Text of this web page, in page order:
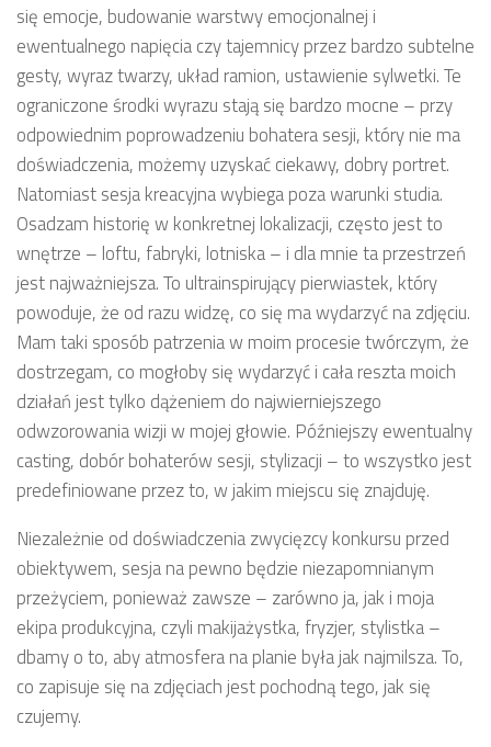
się emocje, budowanie warstwy emocjonalnej i
ewentualnego napięcia czy tajemnicy przez bardzo subtelne
gesty, wyraz twarzy, układ ramion, ustawienie sylwetki. Te
ograniczone środki wyrazu stają się bardzo mocne – przy
odpowiednim poprowadzeniu bohatera sesji, który nie ma
doświadczenia, możemy uzyskać ciekawy, dobry portret.
Natomiast sesja kreacyjna wybiega poza warunki studia.
Osadzam historię w konkretnej lokalizacji, często jest to
wnętrze – loftu, fabryki, lotniska – i dla mnie ta przestrzeń
jest najważniejsza. To ultrainspirujący pierwiastek, który
powoduje, że od razu widzę, co się ma wydarzyć na zdjęciu.
Mam taki sposób patrzenia w moim procesie twórczym, że
dostrzegam, co mogłoby się wydarzyć i cała reszta moich
działań jest tylko dążeniem do najwierniejszego
odwzorowania wizji w mojej głowie. Późniejszy ewentualny
casting, dobór bohaterów sesji, stylizacji – to wszystko jest
predefiniowane przez to, w jakim miejscu się znajduję.
Niezależnie od doświadczenia zwycięzcy konkursu przed
obiektywem, sesja na pewno będzie niezapomnianym
przeżyciem, ponieważ zawsze – zarówno ja, jak i moja
ekipa produkcyjna, czyli makijażystka, fryzjer, stylistka –
dbamy o to, aby atmosfera na planie była jak najmilsza. To,
co zapisuje się na zdjęciach jest pochodną tego, jak się
czujemy.